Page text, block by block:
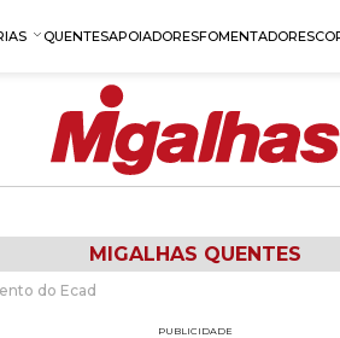
QUENTESAPOIADORESFOMENTADORES
MIGALHAS QUENTES
do Ecad
PUBLICIDADE